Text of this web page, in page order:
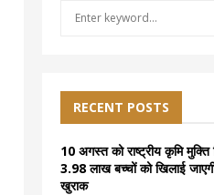
f
o
r
:
RECENT POSTS
10 अगस्त को राष्ट्रीय कृमि
3.98 लाख बच्चों को खिलाई
खुराक